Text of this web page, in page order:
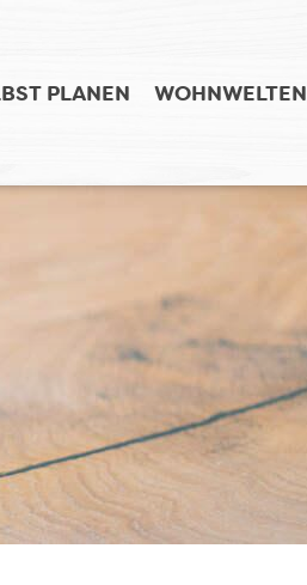
PLANEN WOHNWELTEN